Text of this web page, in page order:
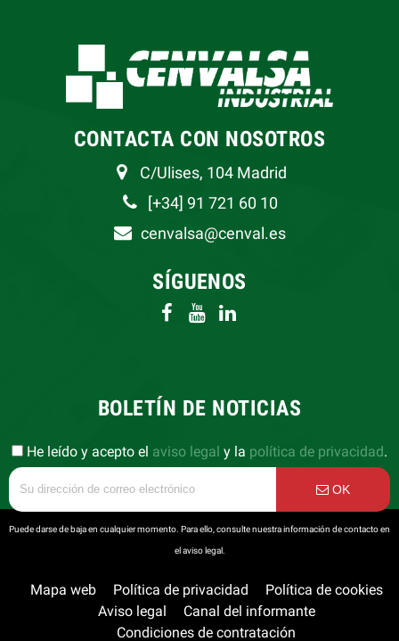
CONTACTA CON NOSOTROS
C/Ulises, 104 Madrid
[+34] 91 721 60 10
cenvalsa@cenval.es
SÍGUENOS
BOLETÍN DE NOTICIAS
He leído y acepto el aviso legal y la política de privacidad.
OK
Puede darse de baja en cualquier momento. Para ello, consulte nuestra información de contacto en
el aviso legal.
Mapa web Política de privacidad
Política de cookies
Aviso legal
Canal del informante
Condiciones de contratación